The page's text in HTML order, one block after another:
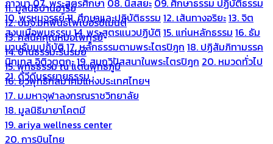
ภาวนา07. พระสูตรศึกษา 08. นิสสยะ 09. ศึกษาธรรม ปฏิบัติธรรม
10. พรหมจรรย์11. ศึกษาและปฏิบัติธรรม 12. เส้นทางอริยะ13. จิต
สงบเมื่อพบธรรม14. พระสูตรแนวปฏิบัติ 15. แก่นหลักธรรม 16. ธัม
มานุธัมมปฏิบัติ17. หลักธรรมตามพระไตรปิฎก 18. ปฏิสัมภิทามรรค
นิทเทส อิติวุตตกะ19. สมถวิปัสสนาในพระไตรปิฎก 20. หมวดทั่วไป
21. ดีวีดีบรรยายธรรม
11. มูลนิธิบ้านอารีย์
12. บมจ.มหพันธ์ไฟเบอร์ซีเมนต์
13. คลีนิคคุณหมอไพทูรย์
14. บ้านธรรมะรื่นรมย์
15. พุทธธรรม ณ แดนพุทธภูมิ
16. ยุวพุทธิกสมาคมแห่งประเทศไทยฯ
17. ม.มหาจุฬาลงกรณราชวิทยาลัย
18. มูลนิธิมายาโคตมี
19. ariya wellness center
20. การบินไทย